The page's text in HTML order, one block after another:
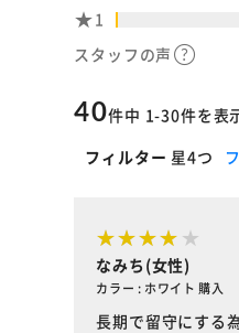
1
スタッフの声
40件中 1-30件を表
フィルター 星4つ
なみち(女性)
カラー : ホワイト 購入
長期で留守にする